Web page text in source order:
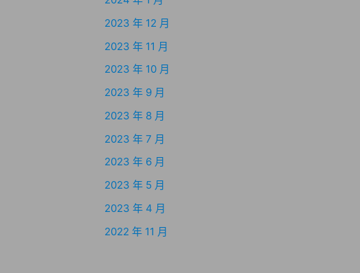
2023 年 12 月
2023 年 11 月
2023 年 10 月
2023 年 9 月
2023 年 8 月
2023 年 7 月
2023 年 6 月
2023 年 5 月
2023 年 4 月
2022 年 11 月